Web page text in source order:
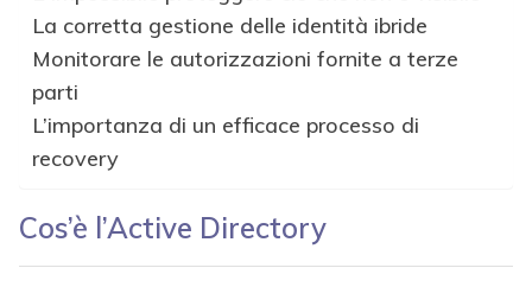
La corretta gestione delle identità ibride
Monitorare le autorizzazioni fornite a terze
parti
L’importanza di un efficace processo di
recovery
Cos’è l’Active Directory